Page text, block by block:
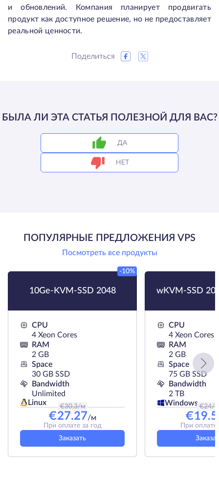
и обновлений. Компания планирует продвигать
продукт как доступное решение, но не предоставляет
реальной ценности.
Поделиться
БЫЛА ЛИ ЭТА СТАТЬЯ ПОЛЕЗНОЙ ДЛЯ ВАС?
ДА
НЕТ
ПОПУЛЯРНЫЕ ПРЕДЛОЖЕНИЯ VPS
Посмотреть все продукты
10Ge-KVM-SSD 2048
-10%
CPU
4 Xeon Cores
RAM
2 GB
Space
30 GB SSD
Bandwidth
Unlimited
Linux
€30.3/м
€27.27/м
При оплате за год
Заказать
wKVM-SSD
CPU
4 Xeon Cores
RAM
2 GB
Space
75 GB SSD
Bandwidth
2 TB
Windows €24/м
€
При оплате